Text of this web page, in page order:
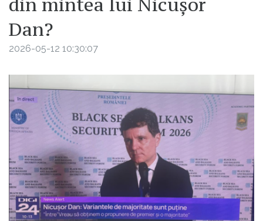
din mintea lui Nicușor
Dan?
2026-05-12 10:30:07